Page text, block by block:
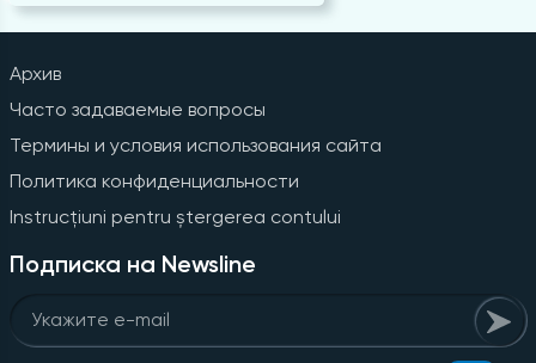
Архив
Часто задаваемые вопросы
Термины и условия использования сайта
Политика конфиденциальности
Instrucțiuni pentru ștergerea contului
Подписка на Newsline